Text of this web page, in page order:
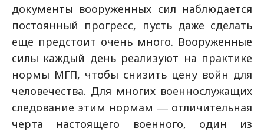
документы вооруженных сил наблюдается
постоянный прогресс, пусть даже сделать
еще предстоит очень много. Вооруженные
силы каждый день реализуют на практике
нормы МГП, чтобы снизить цену войн для
человечества. Для многих военнослужащих
следование этим нормам ― отличительная
черта настоящего военного, один из